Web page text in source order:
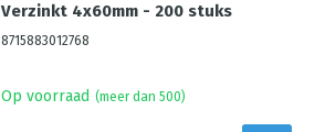
Verzinkt 4x60mm - 200 stuks
8715883012768
Op voorraad (meer dan 500)